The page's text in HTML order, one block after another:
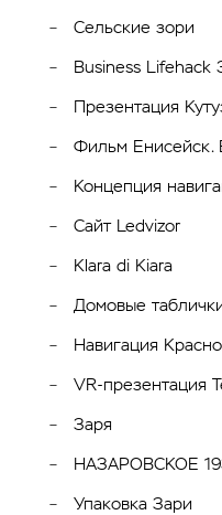
Сельские зори
Business Lifehack
Презентация
Фильм Енисейск.
Концепция
Сайт Ledvizor
Klara di Kiara
Домовые
Навигация
VR-презентация
Заря
НАЗАРОВСКОЕ
Упаковка Зари